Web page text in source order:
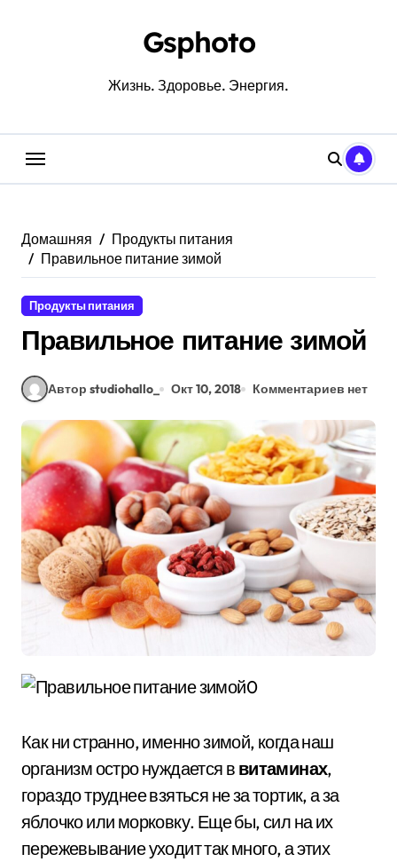
Gsphoto
Жизнь. Здоровье. Энергия.
Домашняя
Продукты питания
Правильное питание зимой
Продукты питания
Правильное питание зимой
Автор studiohallo_ Окт 10, 2018 Комментариев нет
Как ни странно, именно зимой, когда наш
организм остро нуждается в витаминах,
гораздо труднее взяться не за тортик, а за
яблочко или морковку. Еще бы, сил на их
пережевывание уходит так много, а этих